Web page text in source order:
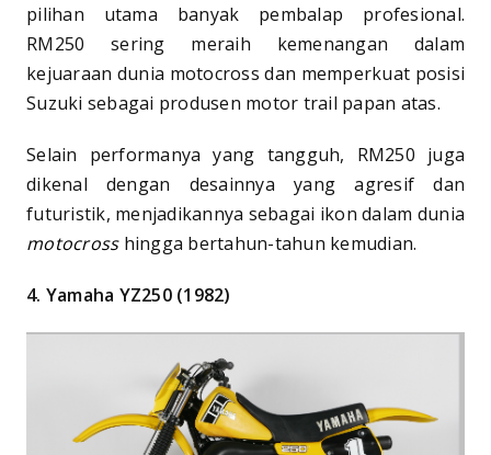
pilihan utama banyak pembalap profesional.
RM250 sering meraih kemenangan dalam
kejuaraan dunia motocross dan memperkuat posisi
Suzuki sebagai produsen motor trail papan atas.
Selain performanya yang tangguh, RM250 juga
dikenal dengan desainnya yang agresif dan
futuristik, menjadikannya sebagai ikon dalam dunia
motocrosshingga bertahun-tahun kemudian.
4. Yamaha YZ250 (1982)